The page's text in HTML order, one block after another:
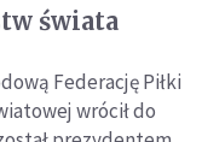
świata
Federację Piłki
wrócił do